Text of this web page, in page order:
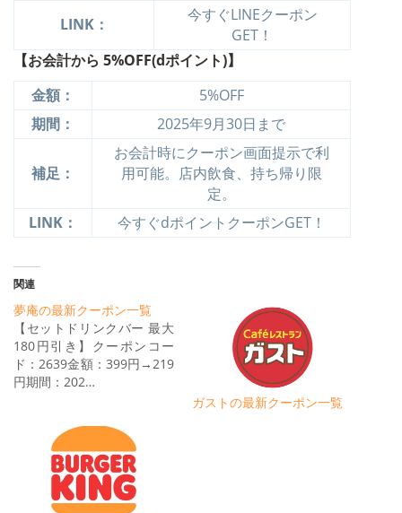
LINK：
今すぐLINEクーポン
GET！
【お会計から 5%OFF(dポイント)】
金額：
5%OFF
期間：
2025年9月30日まで
補足：
お会計時にクーポン画面提示で利
用可能。店内飲食、持ち帰り限
定。
LINK：
今すぐdポイントクーポンGET！
関連
夢庵の最新クーポン一覧
【セットドリンクバー 最大
180円引き】クーポンコー
ド：2639金額：399円→219
円期間：202…
ガストの最新クーポン一覧